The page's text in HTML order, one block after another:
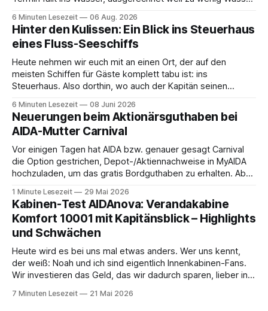
und fahren mit Thurgau Travel die Donau hinunter Richtung
Budapest. Auch
6 Minuten Lesezeit 06 Aug. 2026
Hinter den Kulissen: Ein Blick ins Steuerhaus
eines Fluss-Seeschiffs
Heute nehmen wir euch mit an einen Ort, der auf den
meisten Schiffen für Gäste komplett tabu ist: ins
Steuerhaus. Also dorthin, wo auch der Kapitän seinen
Saxonia ging es zur Mittagszeit von Mainz Richtung Koblenz
– und wir durften für ein
6 Minuten Lesezeit 08 Juni 2026
Neuerungen beim Aktionärsguthaben bei
AIDA-Mutter Carnival
Vor einigen Tagen hat AIDA bzw. genauer gesagt Carnival
die Option gestrichen, Depot-/Aktiennachweise in MyAIDA
hochzuladen, um das gratis Bordguthaben zu erhalten. Ab
werden, um das Bordguthaben zu erhalten. Bereits vor
einiger Zeit wurde zudem die Möglichkeit gestrichen, das
Bordguthaben per
1 Minute Lesezeit 29 Mai 2026
Kabinen-Test AIDAnova: Verandakabine
Komfort 10001 mit Kapitänsblick – Highlights
und Schwächen
Heute wird es bei uns mal etwas anders. Wer uns kennt,
der weiß: Noah und ich sind eigentlich Innenkabinen-Fans.
Wir investieren das Geld, das wir dadurch sparen, lieber in
Cocktail an der Bar. Auch auf einer unserer letzten Reisen
7 Minuten Lesezeit 21 Mai 2026